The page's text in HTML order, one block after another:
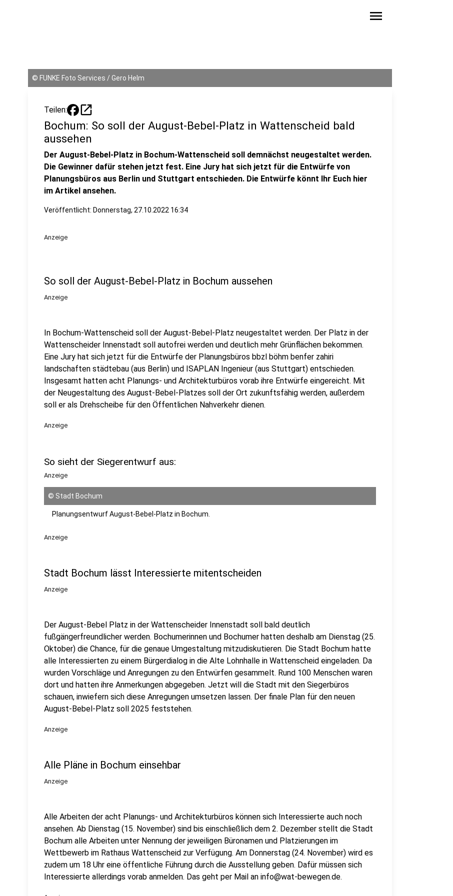
menu
© FUNKE Foto Services / Gero Helm
Teilen: open_in_new
Bochum: So soll der August-Bebel-Platz in Wattenscheid bald
aussehen
Der August-Bebel-Platz in Bochum-Wattenscheid soll demnächst neugestaltet werden.
Die Gewinner dafür stehen jetzt fest. Eine Jury hat sich jetzt für die Entwürfe von
Planungsbüros aus Berlin und Stuttgart entschieden. Die Entwürfe könnt Ihr Euch hier
im Artikel ansehen.
Veröffentlicht: Donnerstag, 27.10.2022 16:34
Anzeige
So soll der August-Bebel-Platz in Bochum aussehen
Anzeige
In Bochum-Wattenscheid soll der August-Bebel-Platz neugestaltet werden. Der Platz in der
Wattenscheider Innenstadt soll autofrei werden und deutlich mehr Grünflächen bekommen.
Eine Jury hat sich jetzt für die Entwürfe der Planungsbüros bbzl böhm benfer zahiri
landschaften städtebau (aus Berlin) und ISAPLAN Ingenieur (aus Stuttgart) entschieden.
Insgesamt hatten acht Planungs- und Architekturbüros vorab ihre Entwürfe eingereicht. Mit
der Neugestaltung des August-Bebel-Platzes soll der Ort zukunftsfähig werden, außerdem
soll er als Drehscheibe für den Öffentlichen Nahverkehr dienen.
Anzeige
So sieht der Siegerentwurf aus:
Anzeige
© Stadt Bochum
Planungsentwurf August-Bebel-Platz in Bochum.
Anzeige
Stadt Bochum lässt Interessierte mitentscheiden
Anzeige
Der August-Bebel Platz in der Wattenscheider Innenstadt soll bald deutlich
fußgängerfreundlicher werden. Bochumerinnen und Bochumer hatten deshalb am Dienstag (25.
Oktober) die Chance, für die genaue Umgestaltung mitzudiskutieren. Die Stadt Bochum hatte
alle Interessierten zu einem Bürgerdialog in die Alte Lohnhalle in Wattenscheid eingeladen. Da
wurden Vorschläge und Anregungen zu den Entwürfen gesammelt. Rund 100 Menschen waren
dort und hatten ihre Anmerkungen abgegeben. Jetzt will die Stadt mit den Siegerbüros
schauen, inwiefern sich diese Anregungen umsetzen lassen. Der finale Plan für den neuen
August-Bebel-Platz soll 2025 feststehen.
Anzeige
Alle Pläne in Bochum einsehbar
Anzeige
Alle Arbeiten der acht Planungs- und Architekturbüros können sich Interessierte auch noch
ansehen. Ab Dienstag (15. November) sind bis einschließlich dem 2. Dezember stellt die Stadt
Bochum alle Arbeiten unter Nennung der jeweiligen Büronamen und Platzierungen im
Wettbewerb im Rathaus Wattenscheid zur Verfügung. Am Donnerstag (24. November) wird es
zudem um 18 Uhr eine öffentliche Führung durch die Ausstellung geben. Dafür müssen sich
Interessierte allerdings vorab anmelden. Das geht per Mail an info@wat-bewegen.de.